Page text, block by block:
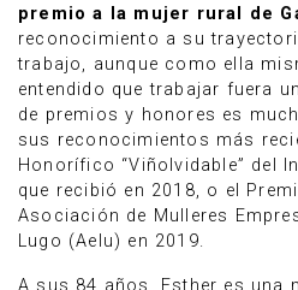
premio a la mujer rural de
reconocimiento a su
trabajo, aunque como ella
entendido que trabajar fuera
de premios y honores es
sus reconocimientos más
Honorífico “Viñolvidable” del
que recibió en 2018, o el
Asociación de Mulleres
Lugo (Aelu) en 2019.
A sus 84 años, Esther es una